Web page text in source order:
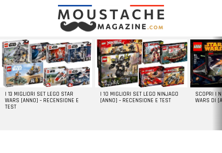
LATEST
STORIES
I 13 MIGLIORI SET LEGO STAR
WARS [ANNO] – RECENSIONE E
TEST
I 10 MIGLIORI SET LEGO NINJAGO
[ANNO] – RECENSIONE E TEST
SCOPRI I
WARS DI